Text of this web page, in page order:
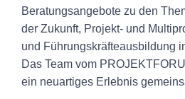
Beratungsangebote zu den
der Zukunft, Projekt- und
und Führungskräfteausbildung
Das Team vom
ein neuartiges Erlebnis